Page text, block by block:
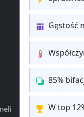
Gęstość
85%
W top